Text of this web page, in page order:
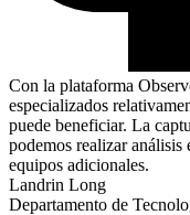
Con la plataforma
especializados
puede beneficiar. La
podemos realizar
equipos adicionales.
Landrin Long
Departamento de